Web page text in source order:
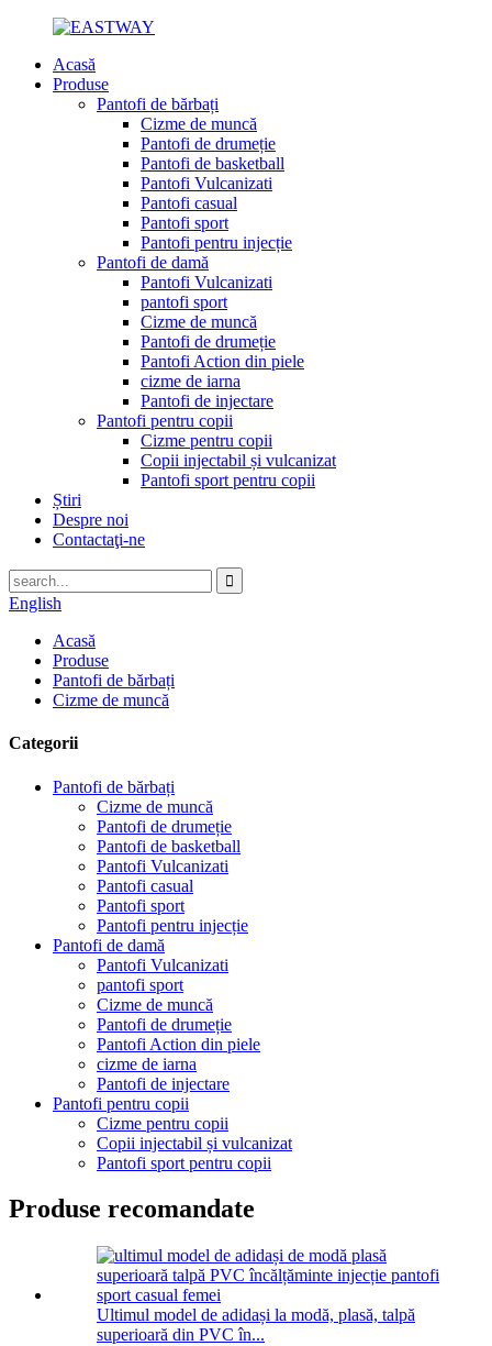
Acasă
Produse
Pantofi de bărbați
Cizme de muncă
Pantofi de drumeție
Pantofi de basketball
Pantofi Vulcanizati
Pantofi casual
Pantofi sport
Pantofi pentru injecție
Pantofi de damă
Pantofi Vulcanizati
pantofi sport
Cizme de muncă
Pantofi de drumeție
Pantofi Action din piele
cizme de iarna
Pantofi de injectare
Pantofi pentru copii
Cizme pentru copii
Copii injectabil și vulcanizat
Pantofi sport pentru copii
Știri
Despre noi
Contactaţi-ne
English
Acasă
Produse
Pantofi de bărbați
Cizme de muncă
Categorii
Pantofi de bărbați
Cizme de muncă
Pantofi de drumeție
Pantofi de basketball
Pantofi Vulcanizati
Pantofi casual
Pantofi sport
Pantofi pentru injecție
Pantofi de damă
Pantofi Vulcanizati
pantofi sport
Cizme de muncă
Pantofi de drumeție
Pantofi Action din piele
cizme de iarna
Pantofi de injectare
Pantofi pentru copii
Cizme pentru copii
Copii injectabil și vulcanizat
Pantofi sport pentru copii
Produse recomandate
Ultimul model de adidași la modă, plasă, talpă
superioară din PVC în...